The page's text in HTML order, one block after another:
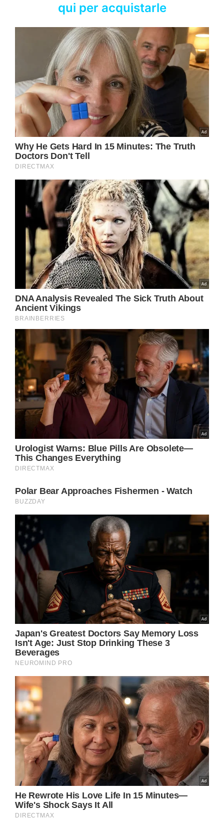
qui per acquistarle